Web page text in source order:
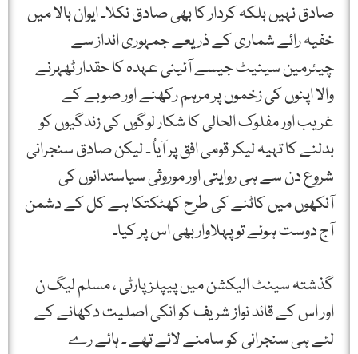
صادق نہیں بلکہ کردار کا بھی صادق نکلا۔ ایوان بالا میں
خفیہ رائے شماری کے ذریعے جمہوری انداز سے
چیئرمین سینیٹ جیسے آئینی عہدہ کا حقدار ٹھہرنے
والا اپنوں کی زخموں پر مرہم رکھنے اور صوبے کے
غریب اور مفلوک الحالی کا شکار لوگوں کی زندگیوں کو
بدلنے کا تہیہ لیکر قومی افق پر آیاُ ۔ لیکن صادق سنجرانی
شروع دن سے ہی روایتی اور موروثی سیاستدانوں کی
آنکھوں میں کاٹنے کی طرح کھٹکتکا ہے کل کے دشمن
آج دوست ہوئے تو پہلاوار بھی اس پر کیا۔
گذشتہ سینٹ الیکشن میں پیپلز پارٹی ، مسلم لیگ ن
اور اس کے قائد نواز شریف کو انکی اصلیت دکھانے کے
لئے ہی سنجرانی کو سامنے لائے تھے ۔ ہائے رے